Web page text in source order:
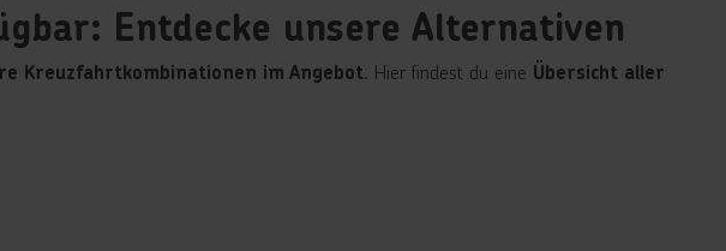
Entdecke unsere Alternativen
Kreuzfahrtkombinationen im Angebot. Hier findest du eine Übersicht aller